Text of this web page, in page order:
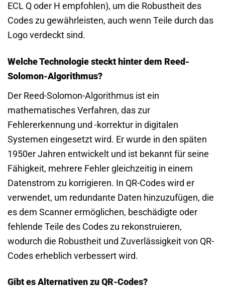
ECL Q oder H empfohlen), um die Robustheit des
Codes zu gewährleisten, auch wenn Teile durch das
Logo verdeckt sind.
Welche Technologie steckt hinter dem Reed-
Solomon-Algorithmus?
Der Reed-Solomon-Algorithmus ist ein
mathematisches Verfahren, das zur
Fehlererkennung und -korrektur in digitalen
Systemen eingesetzt wird. Er wurde in den späten
1950er Jahren entwickelt und ist bekannt für seine
Fähigkeit, mehrere Fehler gleichzeitig in einem
Datenstrom zu korrigieren. In QR-Codes wird er
verwendet, um redundante Daten hinzuzufügen, die
es dem Scanner ermöglichen, beschädigte oder
fehlende Teile des Codes zu rekonstruieren,
wodurch die Robustheit und Zuverlässigkeit von QR-
Codes erheblich verbessert wird.
Gibt es Alternativen zu QR-Codes?